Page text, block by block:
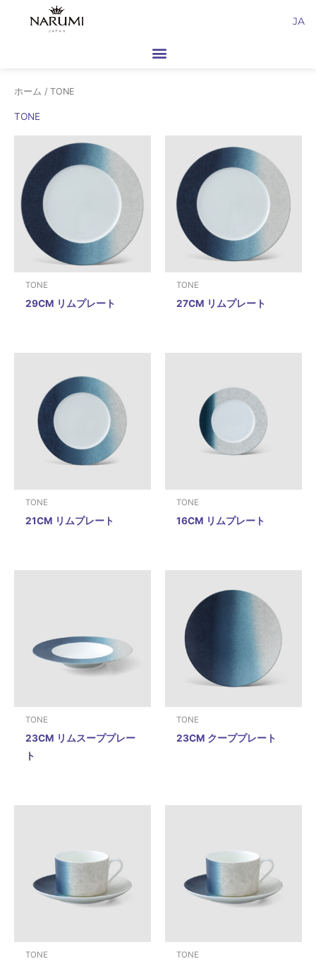
JA
ホーム / TONE
TONE
TONE
29CM リムプレート
TONE
27CM リムプレート
TONE
21CM リムプレート
TONE
16CM リムプレート
TONE
23CM リムスーププレー
ト
TONE
23CM クーププレート
TONE TONE